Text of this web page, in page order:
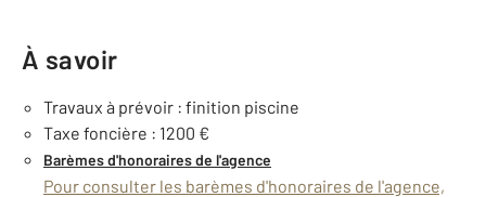
À savoir
Travaux à prévoir : finition piscine
Taxe foncière : 1200 €
Barèmes d'honoraires de l'agence
Pour consulter les barèmes d'honoraires de l'agence,